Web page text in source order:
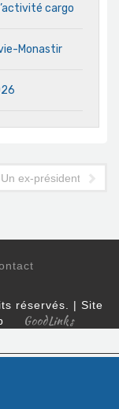
cargo
Monastir
Airlines
Un ex-président
réservés. | Site
GoodLinks